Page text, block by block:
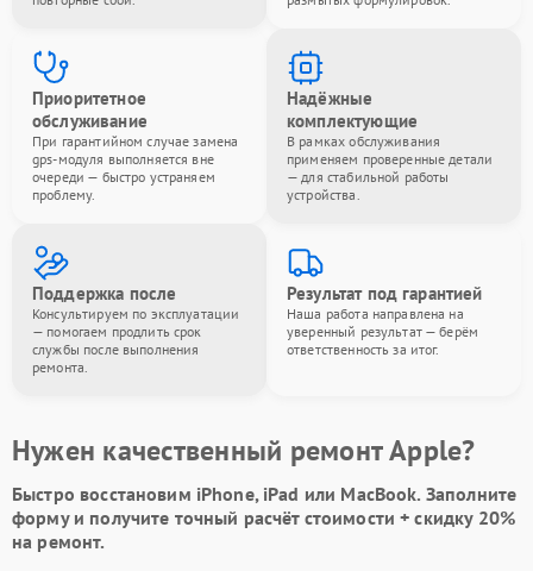
Приоритетное
обслуживание
При гарантийном случае замена
gps-модуля выполняется вне
очереди — быстро устраняем
проблему.
Надёжные
комплектующие
В рамках обслуживания
применяем проверенные детали
— для стабильной работы
устройства.
Поддержка после
Консультируем по эксплуатации
— помогаем продлить срок
службы после выполнения
ремонта.
Результат под гарантией
Наша работа направлена на
уверенный результат — берём
ответственность за итог.
Нужен качественный ремонт Apple?
Быстро восстановим iPhone, iPad или MacBook. Заполните
формуи получите точный расчёт стоимости +скидку 20%
на ремонт.